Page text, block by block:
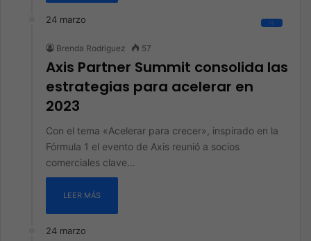
24 marzo All
Brenda Rodriguez 57
Axis Partner Summit consolida las
estrategias para acelerar en
2023
Con el tema «Acelerar para crecer», inspirado en la
Fórmula 1 el evento de Axis reunió a socios
comerciales clave…
LEER MÁS
24 marzo